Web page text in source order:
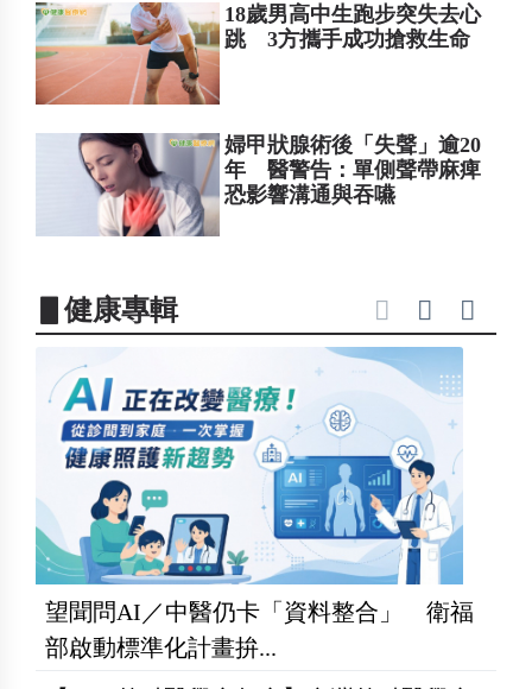
18歲男高中生跑步突失去心
跳 3方攜手成功搶救生命
婦甲狀腺術後「失聲」逾20
年 醫警告：單側聲帶麻痺
恐影響溝通與吞嚥
▋健康專輯
望聞問AI／中醫仍卡「資料整合」 衛福
部啟動標準化計畫拚...